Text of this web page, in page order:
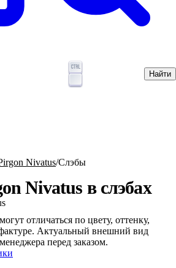
Найти
Nivatus Слэбы
Nivatus в слэбах
отличаться по цвету, оттенку,
Актуальный внешний вид
перед заказом.